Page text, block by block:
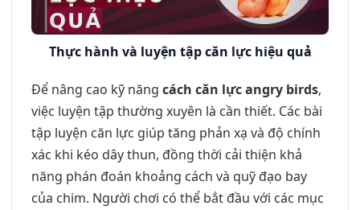
Thực hành và luyện tập căn lực hiệu quả
Để nâng cao kỹ năng cách căn lực angry birds,
việc luyện tập thường xuyên là cần thiết. Các bài
tập luyện căn lực giúp tăng phản xạ và độ chính
xác khi kéo dây thun, đồng thời cải thiện khả
năng phán đoán khoảng cách và quỹ đạo bay
của chim. Người chơi có thể bắt đầu với các mục